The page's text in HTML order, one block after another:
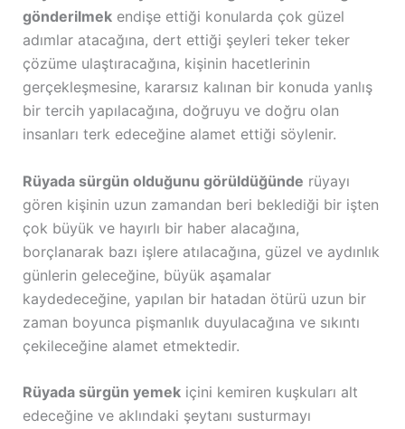
gönderilmekendişe ettiği konularda çok güzel
adımlar atacağına, dert ettiği şeyleri teker teker
çözüme ulaştıracağına, kişinin hacetlerinin
gerçekleşmesine, kararsız kalınan bir konuda yanlış
bir tercih yapılacağına, doğruyu ve doğru olan
insanları terk edeceğine alamet ettiği söylenir.
Rüyada sürgün olduğunu görüldüğünde rüyayı
gören kişinin uzun zamandan beri beklediği bir işten
çok büyük ve hayırlı bir haber alacağına,
borçlanarak bazı işlere atılacağına, güzel ve aydınlık
günlerin geleceğine, büyük aşamalar
kaydedeceğine, yapılan bir hatadan ötürü uzun bir
zaman boyunca pişmanlık duyulacağına ve sıkıntı
çekileceğine alamet etmektedir.
Rüyada sürgün yemekiçini kemiren kuşkuları alt
edeceğine ve aklındaki şeytanı susturmayı